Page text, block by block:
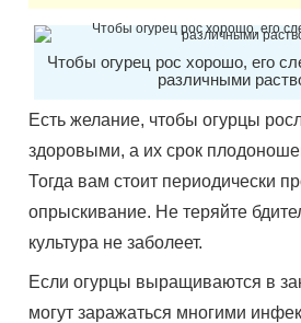
Чтобы огурец рос хорошо, его
различными
Есть желание, чтобы огурцы
здоровыми, а их срок
Тогда вам стоит периодически
опрыскивание. Не теряйте
культура не заболеет.
Если огурцы выращиваются в
могут заражаться многими